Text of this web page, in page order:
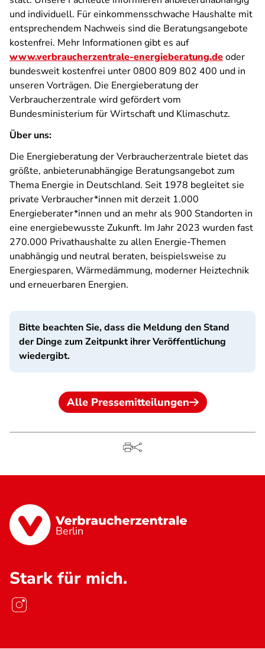
und individuell. Für einkommensschwache Haushalte mit
entsprechendem Nachweis sind die Beratungsangebote
kostenfrei. Mehr Informationen gibt es auf
www.verbraucherzentrale-energieberatung.deoder
bundesweit kostenfrei unter 0800 809 802 400 und in
unseren Vorträgen. Die Energieberatung der
Verbraucherzentrale wird gefördert vom
Bundesministerium für Wirtschaft und Klimaschutz.
Über uns:
Die Energieberatung der Verbraucherzentrale bietet das
größte, anbieterunabhängige Beratungsangebot zum
Thema Energie in Deutschland. Seit 1978 begleitet sie
private Verbraucher*innen mit derzeit 1.000
Energieberater*innen und an mehr als 900 Standorten in
eine energiebewusste Zukunft. Im Jahr 2023 wurden fast
270.000 Privathaushalte zu allen Energie-Themen
unabhängig und neutral beraten, beispielsweise zu
Energiesparen, Wärmedämmung, moderner Heiztechnik
und erneuerbaren Energien.
Bitte beachten Sie, dass die Meldung den Stand
der Dinge zum Zeitpunkt ihrer Veröffentlichung
wiedergibt.
Alle Pressemitteilungen
Berlin
Stark für mich.